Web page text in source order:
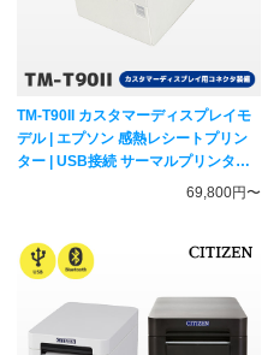
TM-T90II カスタマーディスプレイモ
デル | エプソン 感熱レシートプリン
ター | USB接続 サーマルプリンター
TM902UD101 TM902UD141
69,800円〜